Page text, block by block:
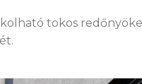
tokos